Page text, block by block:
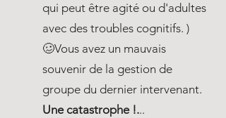
qui peut être agité ou d'adultes
avec des troubles cognitifs. )​
🥴Vous avez un mauvais
souvenir de la gestion de
groupe du dernier intervenant.
Une catastrophe !...